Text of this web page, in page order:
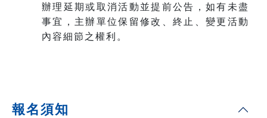
辦理延期或取消活動並提前公告，如有未盡
事宜，主辦單位保留修改、終止、變更活動
內容細節之權利。
報名須知